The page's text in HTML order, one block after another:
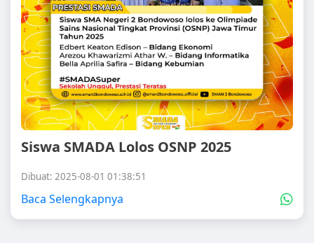
Siswa SMADA Lolos OSNP 2025
Dibuat: 2025-08-01 01:38:51
Baca Selengkapnya